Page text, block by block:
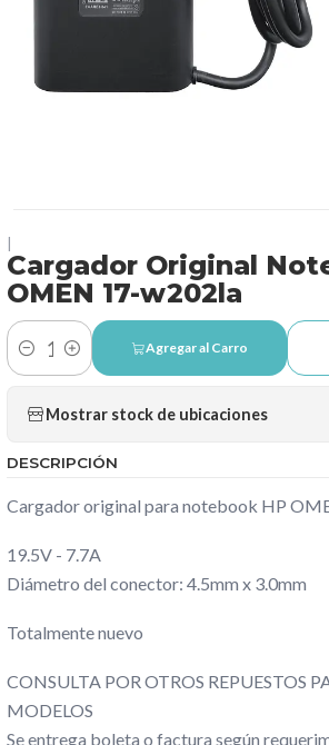
Cargador Original
OMEN 17-w202la
Cantidad
Agregar al Carro
Mostrar stock de ubicaciones
DESCRIPCIÓN
Cargador original para notebook HP
19.5V - 7.7A
Diámetro del conector: 4.5mm x 3.0mm
Totalmente nuevo
CONSULTA POR OTROS REPUESTOS
MODELOS
Se entrega boleta o factura según